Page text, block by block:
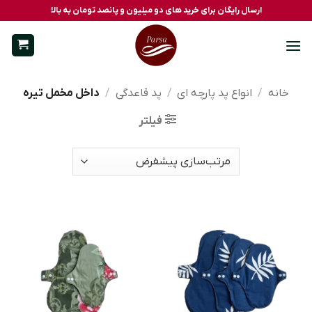
to
content
ارسال رایگان برای خرید های دو میلیون و پانصد تومان به بالا
خانه / انواع پد پارچه ای / پد قاعدگی / داخل مخمل تیره
فیلتر